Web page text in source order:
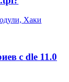
Хаки
с dle 11.0